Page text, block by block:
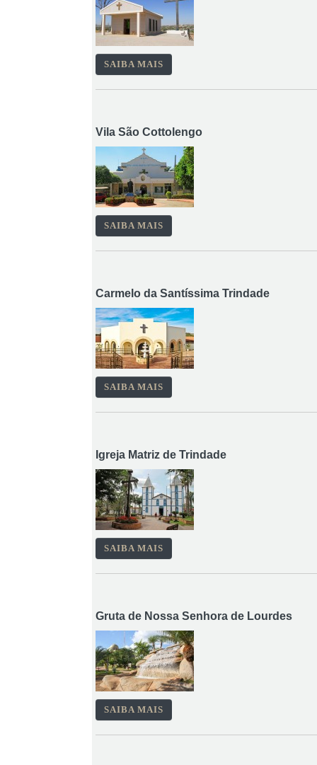
SAIBA MAIS
Vila São Cottolengo
SAIBA MAIS
Carmelo da Santíssima Trindade
SAIBA MAIS
Igreja Matriz de Trindade
SAIBA MAIS
Gruta de Nossa Senhora de Lourdes
SAIBA MAIS